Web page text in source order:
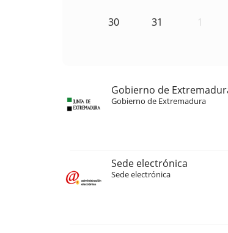
30 31 1
Gobierno de
Gobierno de Extremadura
Sede electrónica
Sede electrónica